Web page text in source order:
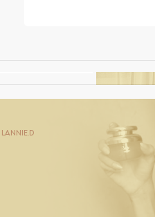
LANNIE.D